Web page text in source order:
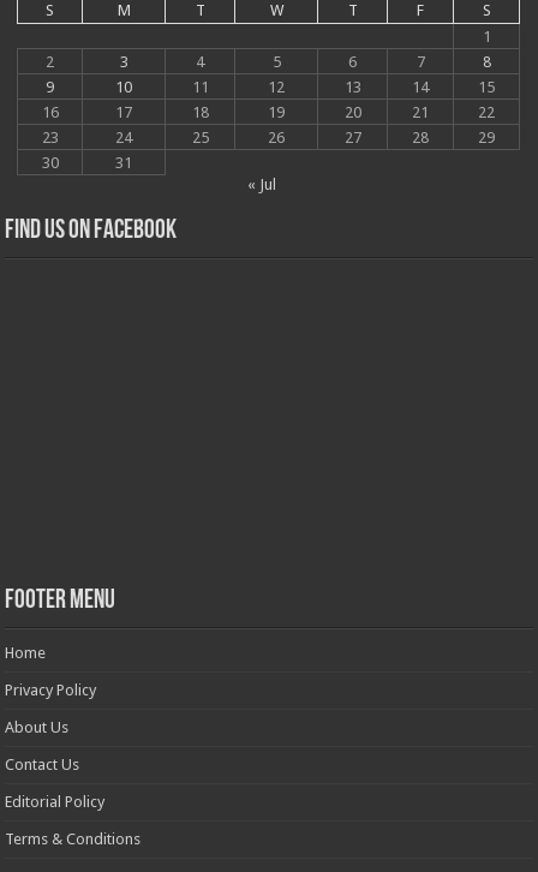
S
M T W T F
S
1
2
3 4 5 6 7
8
9
10 11 12 13 14
15
16
17 18 19 20 21
22
23
24 25 26 27 28
29
30
31
« Jul
Find us on Facebook
Footer Menu
Home
Privacy Policy
About Us
Contact Us
Editorial Policy
Terms & Conditions